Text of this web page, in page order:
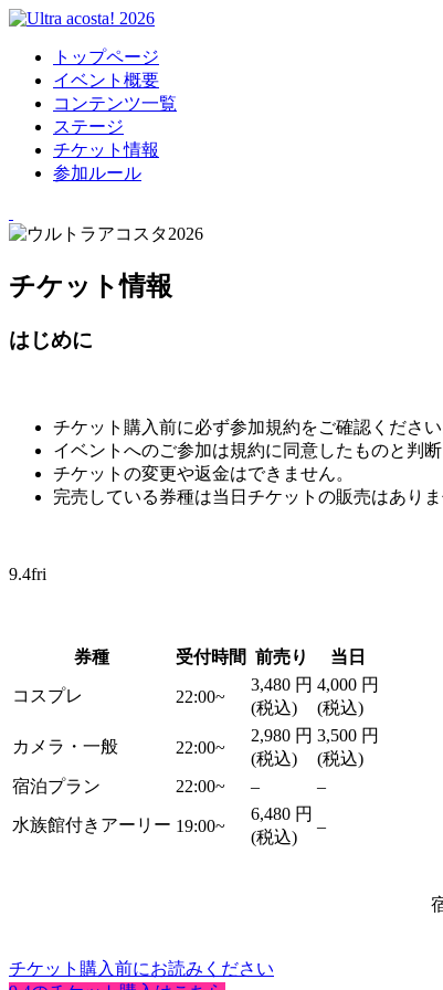
トップページ
イベント概要
コンテンツ一覧
ステージ
チケット情報
参加ルール
チケット情報
はじめに
チケット購入前に必ず参加規約をご確認ください
イベントへのご参加は規約に同意したものと判断
チケットの変更や返金はできません。
完売している券種は当日チケットの販売はありま
9.4fri
券種 受付時間 前売り 当日
コスプレ 22:00~
3,480 円
(税込)
4,000 円
(税込)
カメラ・一般 22:00~
2,980 円
(税込)
3,500 円
(税込)
宿泊プラン
22:00~ – –
水族館付きアーリー 19:00~
6,480 円
(税込)
–
チケット購入前にお読みください